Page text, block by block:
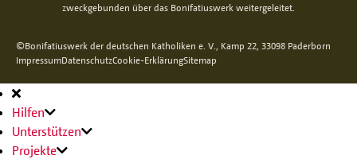
zweckgebunden über das Bonifatiuswerk weitergeleitet.
©Bonifatiuswerk der deutschen Katholiken e. V., Kamp 22, 33098 Paderborn
ImpressumDatenschutzCookie-ErklärungSitemap
Hauptnavigation
Hilfen
Unterstützen
Projekte